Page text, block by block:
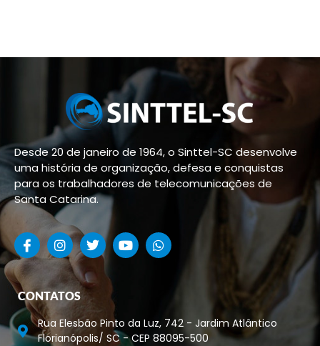
Desde 20 de janeiro de 1964, o Sinttel-SC desenvolve
uma história de organização, defesa e conquistas
para os trabalhadores de telecomunicações de
Santa Catarina.
CONTATOS
Rua Elesbão Pinto da Luz, 742 - Jardim Atlântico
Florianópolis/ SC - CEP 88095-500